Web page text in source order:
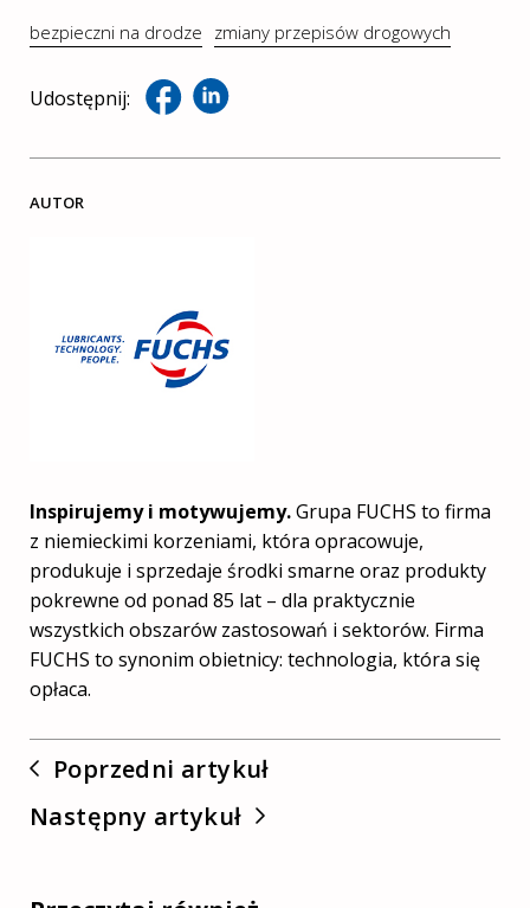
bezpieczni na drodze zmiany przepisów drogowych
Udostępnij:
AUTOR
Inspirujemy i motywujemy.Grupa FUCHS to firma
z niemieckimi korzeniami, która opracowuje,
produkuje i sprzedaje środki smarne oraz produkty
pokrewne od ponad 85 lat – dla praktycznie
wszystkich obszarów zastosowań i sektorów. Firma
FUCHS to synonim obietnicy: technologia, która się
opłaca.
Poprzedni artykuł
Następny artykuł